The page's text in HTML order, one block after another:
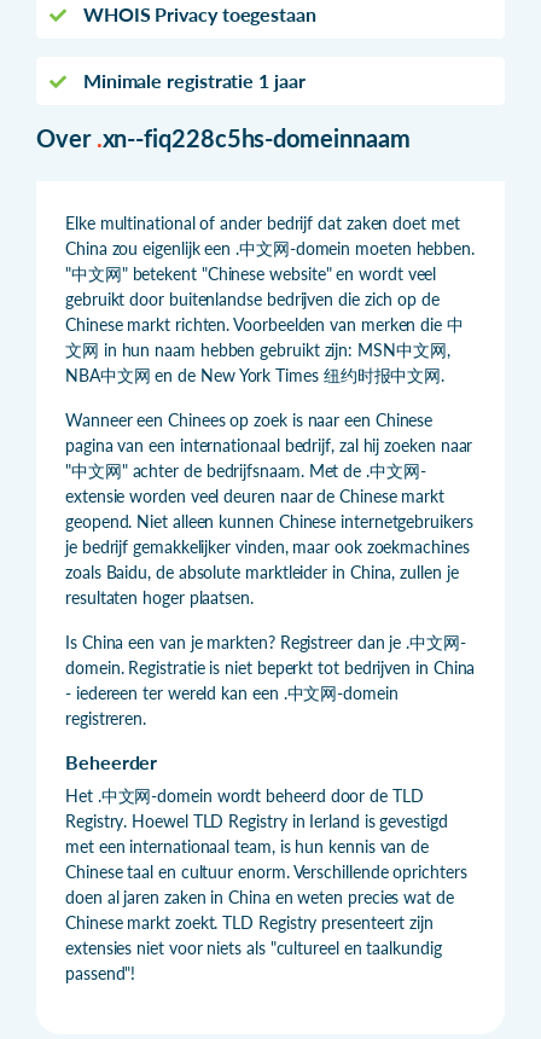
WHOIS Privacy toegestaan
Minimale registratie 1 jaar
Over .xn--fiq228c5hs-domeinnaam
Elke multinational of ander bedrijf dat zaken doet met
China zou eigenlijk een .中文网-domein moeten hebben.
"中文网" betekent "Chinese website" en wordt veel
gebruikt door buitenlandse bedrijven die zich op de
Chinese markt richten. Voorbeelden van merken die 中
文网 in hun naam hebben gebruikt zijn: MSN中文网,
NBA中文网 en de New York Times 纽约时报中文网.
Wanneer een Chinees op zoek is naar een Chinese
pagina van een internationaal bedrijf, zal hij zoeken naar
"中文网" achter de bedrijfsnaam. Met de .中文网-
extensie worden veel deuren naar de Chinese markt
geopend. Niet alleen kunnen Chinese internetgebruikers
je bedrijf gemakkelijker vinden, maar ook zoekmachines
zoals Baidu, de absolute marktleider in China, zullen je
resultaten hoger plaatsen.
Is China een van je markten? Registreer dan je .中文网-
domein. Registratie is niet beperkt tot bedrijven in China
- iedereen ter wereld kan een .中文网-domein
registreren.
Beheerder
Het .中文网-domein wordt beheerd door de TLD
Registry. Hoewel TLD Registry in Ierland is gevestigd
met een internationaal team, is hun kennis van de
Chinese taal en cultuur enorm. Verschillende oprichters
doen al jaren zaken in China en weten precies wat de
Chinese markt zoekt. TLD Registry presenteert zijn
extensies niet voor niets als "cultureel en taalkundig
passend"!